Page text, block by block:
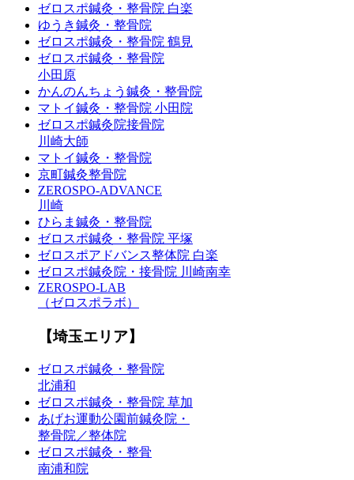
ゼロスポ鍼灸・整骨院 白楽
ゆうき鍼灸・整骨院
ゼロスポ鍼灸・整骨院 鶴見
ゼロスポ鍼灸・整骨院
小田原
かんのんちょう鍼灸・整骨院
マトイ鍼灸・整骨院 小田院
ゼロスポ鍼灸院接骨院
川崎大師
マトイ鍼灸・整骨院
京町鍼灸整骨院
ZEROSPO-ADVANCE
川崎
ひらま鍼灸・整骨院
ゼロスポ鍼灸・整骨院 平塚
ゼロスポアドバンス整体院 白楽
ゼロスポ鍼灸院・接骨院 川崎南幸
ZEROSPO-LAB
（ゼロスポラボ）
【埼玉エリア】
ゼロスポ鍼灸・整骨院
北浦和
ゼロスポ鍼灸・整骨院 草加
あげお運動公園前鍼灸院・
整骨院／整体院
ゼロスポ鍼灸・整骨
南浦和院